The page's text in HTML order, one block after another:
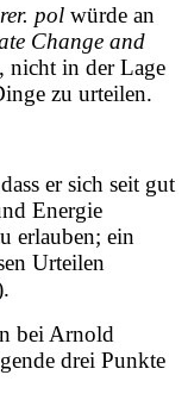
pol würde an
Change and
nicht in der Lage
zu urteilen.
er sich seit gut
Energie
erlauben; ein
Urteilen
bei Arnold
drei Punkte